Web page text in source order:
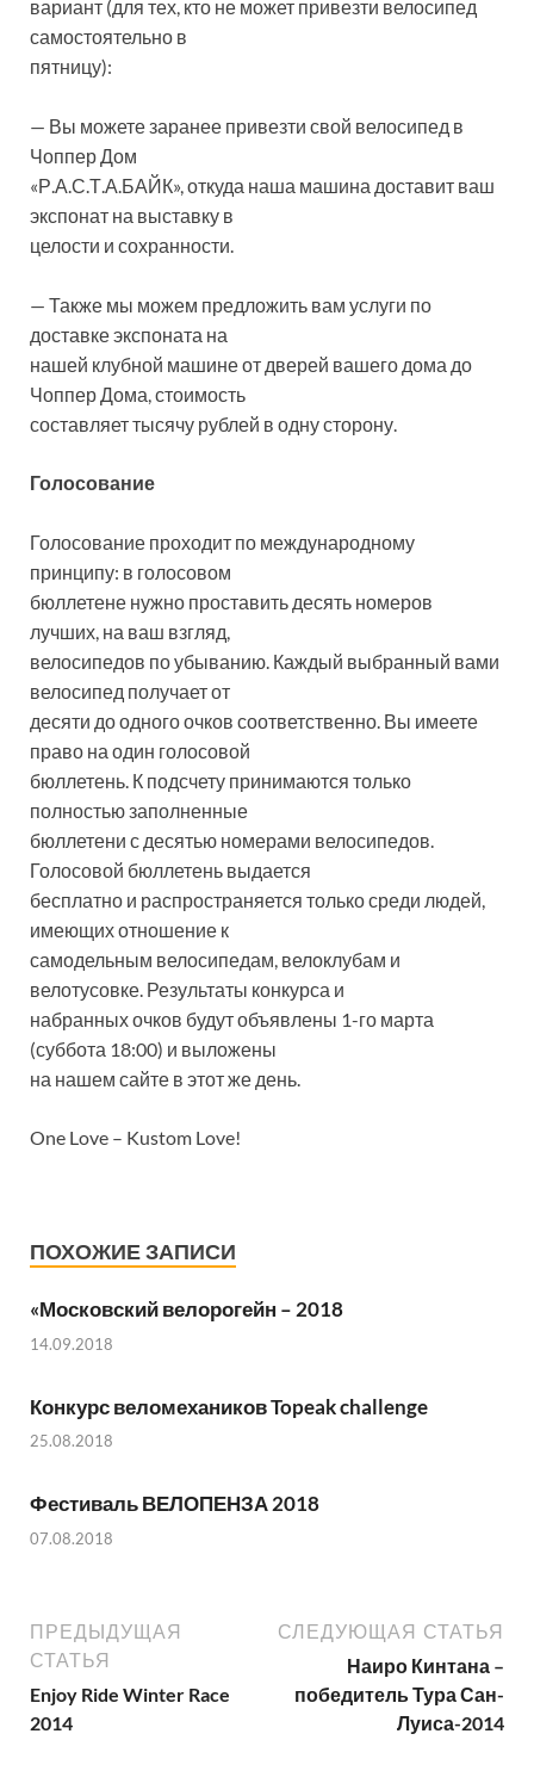
вариант (для тех, кто не может привезти велосипед
самостоятельно в
пятницу):
— Вы можете заранее привезти свой велосипед в
Чоппер Дом
«Р.А.С.Т.А.БАЙК», откуда наша машина доставит ваш
экспонат на выставку в
целости и сохранности.
— Также мы можем предложить вам услуги по
доставке экспоната на
нашей клубной машине от дверей вашего дома до
Чоппер Дома, стоимость
составляет тысячу рублей в одну сторону.
Голосование
Голосование проходит по международному
принципу: в голосовом
бюллетене нужно проставить десять номеров
лучших, на ваш взгляд,
велосипедов по убыванию. Каждый выбранный вами
велосипед получает от
десяти до одного очков соответственно. Вы имеете
право на один голосовой
бюллетень. К подсчету принимаются только
полностью заполненные
бюллетени с десятью номерами велосипедов.
Голосовой бюллетень выдается
бесплатно и распространяется только среди людей,
имеющих отношение к
самодельным велосипедам, велоклубам и
велотусовке. Результаты конкурса и
набранных очков будут объявлены 1-го марта
(суббота 18:00) и выложены
на нашем сайте в этот же день.
One Love – Kustom Love!
ПОХОЖИЕ ЗАПИСИ
«Московский велорогейн – 2018
14.09.2018
Конкурс веломехаников Topeak challenge
25.08.2018
Фестиваль ВЕЛОПЕНЗА 2018
07.08.2018
ПРЕДЫДУЩАЯ
СТАТЬЯ
Enjoy Ride Winter Race
2014
СЛЕДУЮЩАЯ СТАТЬЯ
Наиро Кинтана –
победитель Тура Сан-
Луиса-2014